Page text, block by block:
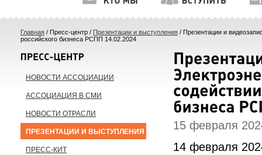
Главная / Пресс-центр / Презентации и выступления / Презентации и
российского бизнеса РСПП 14.02.2024
15 февраля
14 февраля
НОВОСТИ АССОЦИАЦИИ
АССОЦИАЦИЯ В СМИ
НОВОСТИ ОТРАСЛИ
ПРЕЗЕНТАЦИИ И ВЫСТУПЛЕНИЯ
ПРЕСС-КИТ